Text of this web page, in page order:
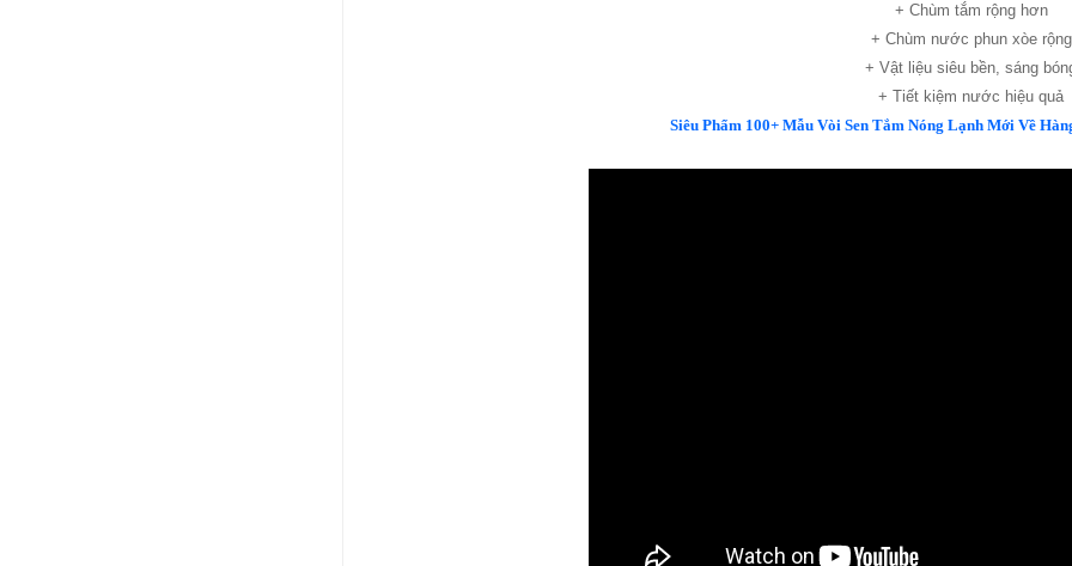
+ Chùm tắm rộng hơn
+ Chùm nước phun xòe rộng
+ Vật liệu siêu bền, sáng
+ Tiết kiệm nước hiệu quả
Siêu Phẩm 100+ Mẫu Vòi Sen Tắm Nóng Lạnh Mới Về